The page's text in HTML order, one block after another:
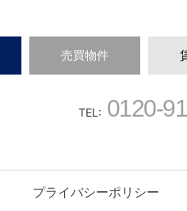
売買物件
TEL: 0120-
プライバシーポリシー